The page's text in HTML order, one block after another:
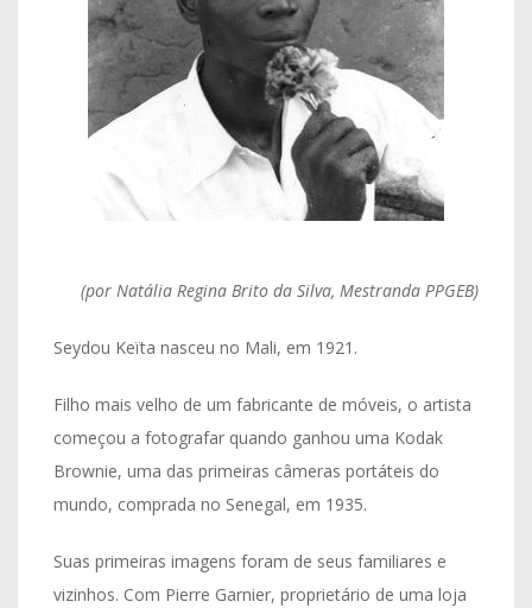
(por Natália Regina Brito da Silva, Mestranda PPGEB)
Seydou Keïta nasceu no Mali, em 1921.
Filho mais velho de um fabricante de móveis, o artista
começou a fotografar quando ganhou uma Kodak
Brownie, uma das primeiras câmeras portáteis do
mundo, comprada no Senegal, em 1935.
Suas primeiras imagens foram de seus familiares e
vizinhos. Com Pierre Garnier, proprietário de uma loja